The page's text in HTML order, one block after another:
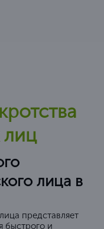
лиц
лица в
представляет
быстрого и